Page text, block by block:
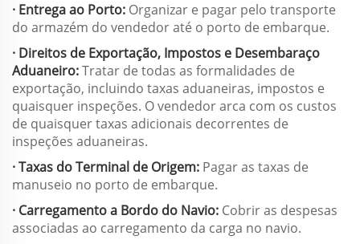
· Entrega ao Porto: Organizar e pagar pelo transporte
do armazém do vendedor até o porto de embarque.
· Direitos de Exportação, Impostos e Desembaraço
Aduaneiro:Tratar de todas as formalidades de
exportação, incluindo taxas aduaneiras, impostos e
quaisquer inspeções. O vendedor arca com os custos
de quaisquer taxas adicionais decorrentes de
inspeções aduaneiras.
· Taxas do Terminal de Origem: Pagar as taxas de
manuseio no porto de embarque.
· Carregamento a Bordo do Navio: Cobrir as despesas
associadas ao carregamento da carga no navio.